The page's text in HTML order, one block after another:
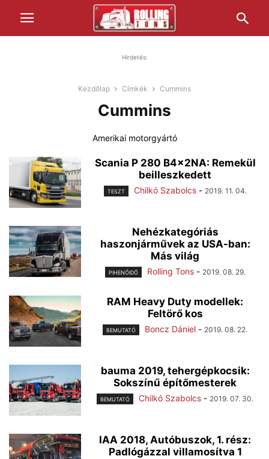
Hirdetés:
Kezdőlap Címkék Cummins
Cummins
Amerikai motorgyártó
Scania P 280 B4x2NA: Remekül
beilleszkedett
TESZT Chilkó Szabolcs - 2019. 11. 04.
Nehézkategóriás
haszonjárművek az USA-ban:
Más világ
PIHENŐIDŐ Rolling Tons - 2019. 08. 29.
RAM Heavy Duty modellek:
Feltörő kos
BEMUTATÓ Boncz Dániel - 2019. 08. 22.
bauma 2019, tehergépkocsik:
Sokszínű építőmesterek
BEMUTATÓ Chilkó Szabolcs - 2019. 07. 30.
IAA 2018, Autóbuszok, 1. rész:
Padlógázzal villamosítva 1